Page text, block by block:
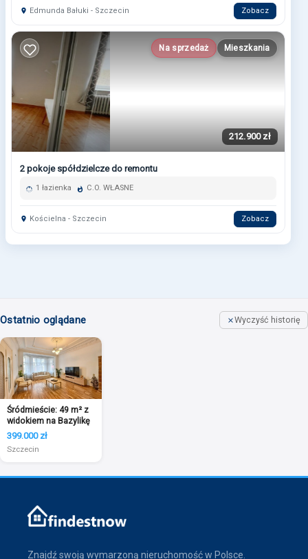
Edmunda Bałuki - Szczecin Zobacz
Na sprzedaż Mieszkania
212.900 zł
2 pokoje spółdzielcze do remontu
1 łazienka C.O. WŁASNE
Kościelna - Szczecin Zobacz
Ostatnio oglądane Wyczyść historię
Śródmieście: 49 m² z
widokiem na Bazylikę
399.000 zł
Szczecin
Znajdź swoją wymarzoną nieruchomość w Polsce.